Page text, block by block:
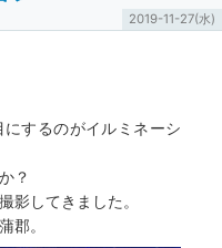
2019-11-27(水)
するのがイルミネーシ
？
影してきました。
郡。